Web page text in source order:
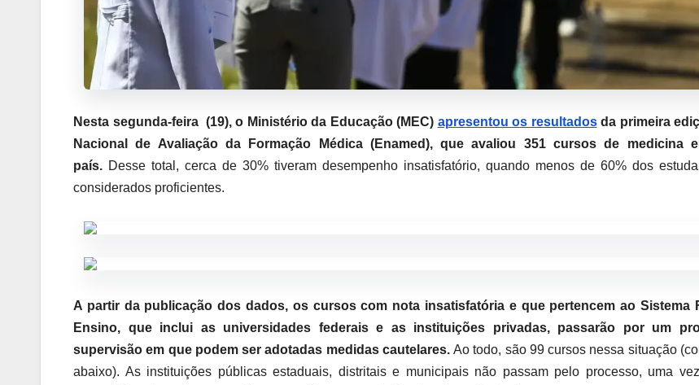
Nesta segunda-feira (19), o Ministério da Educação (MEC) apresentou os resultadosda primeira
Nacional de Avaliação da Formação Médica (Enamed), que avaliou 351 cursos de medicina
país. Desse total, cerca de 30% tiveram desempenho insatisfatório, quando menos de 60% dos
considerados proficientes.
A partir da publicação dos dados, os cursos com nota insatisfatória e que pertencem ao Sistema
Ensino, que inclui as universidades federais e as instituições privadas, passarão por um
supervisão em que podem ser adotadas medidas cautelares.Ao todo, são 99 cursos nessa situação
abaixo). As instituições públicas estaduais, distritais e municipais não passam pelo processo, uma